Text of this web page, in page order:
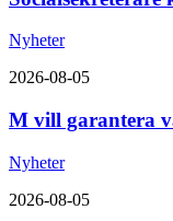
Nyheter
2026-08-05
M vill garantera
Nyheter
2026-08-05